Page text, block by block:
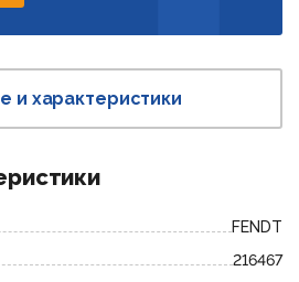
и характеристики
FENDT
216467